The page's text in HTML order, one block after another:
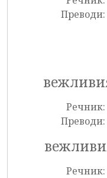
Преводи:
Речник:
Преводи:
Речник: